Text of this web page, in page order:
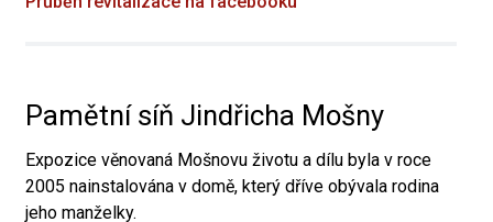
Pamětní síň Jindřicha Mošny
Expozice věnovaná Mošnovu životu a dílu byla v roce
2005 nainstalována v domě, který dříve obývala rodina
jeho manželky.